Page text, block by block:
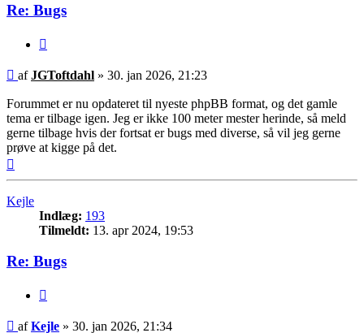
Re: Bugs
Indlæg
afJGToftdahl » 30. jan 2026, 21:23
Forummet er nu opdateret til nyeste phpBB format, og det gamle
tema er tilbage igen. Jeg er ikke 100 meter mester herinde, så meld
gerne tilbage hvis der fortsat er bugs med diverse, så vil jeg gerne
prøve at kigge på det.
Kejle
Indlæg: 193
Tilmeldt: 13. apr 2024, 19:53
Re: Bugs
Indlæg
afKejle » 30. jan 2026, 21:34